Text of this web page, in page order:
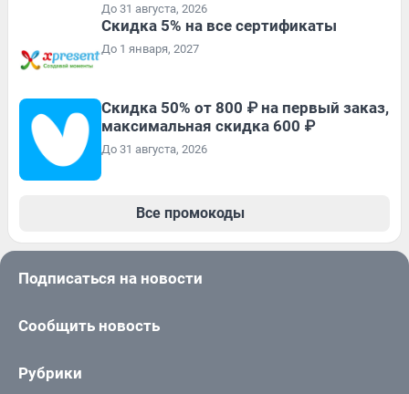
До 31 августа, 2026
Скидка 5% на все сертификаты
До 1 января, 2027
Скидка 50% от 800 ₽ на первый заказ,
максимальная скидка 600 ₽
До 31 августа, 2026
Все промокоды
Подписаться на новости
Сообщить новость
Рубрики